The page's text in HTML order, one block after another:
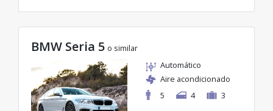
BMW Seria 5 o similar
Automático
Aire acondicionado
5
4 3